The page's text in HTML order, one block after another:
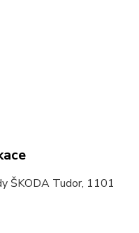
ŠKODA Tudor, 1101